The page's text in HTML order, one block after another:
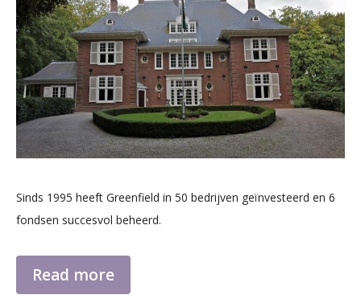
Sinds 1995 heeft Greenfield in 50 bedrijven geïnvesteerd en 6
fondsen succesvol beheerd.
Read more